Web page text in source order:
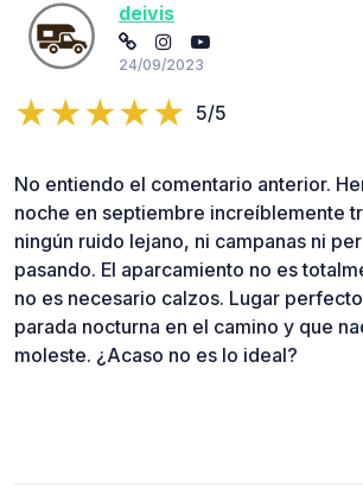
deivis
24/09/2023
5/5
No entiendo el comentario anterior.
noche en septiembre increíblemente
ningún ruido lejano, ni campanas ni
pasando. El aparcamiento no es
no es necesario calzos. Lugar
parada nocturna en el camino y que
moleste. ¿Acaso no es lo ideal?